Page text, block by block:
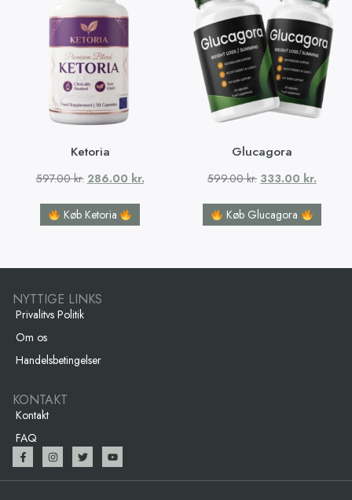
Ketoria
597.00kr. 286.00 kr.
Køb Ketoria
Glucagora
599.00kr. 333.00 kr.
Køb Glucagora
NYTTIGE LINKS
Privalitvs Politik
Om os
Handelsbetingelser
KONTAKT
Kontakt
FAQ